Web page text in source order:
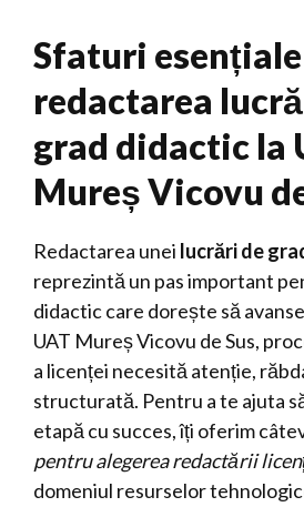
Sfaturi
redactarea
grad didactic la
Mureș Vicovu
Redactarea unei lucrări de
reprezintă un pas important
didactic care dorește să
UAT Mureș Vicovu de Sus,
a licenței necesită atenție,
structurată. Pentru a te ajuta
etapă cu succes, îți oferim
pentru alegerea redactării
domeniul resurselor